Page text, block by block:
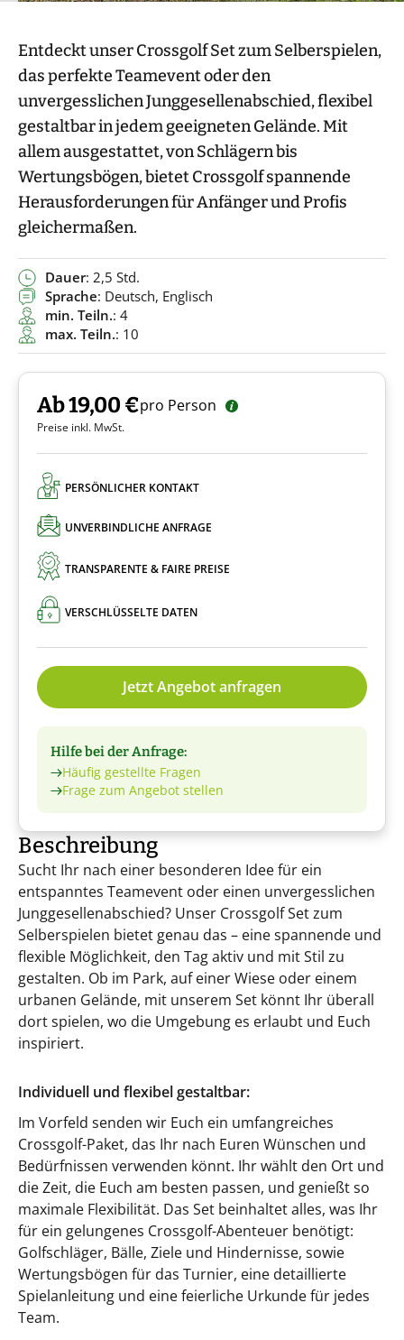
Entdeckt unser Crossgolf Set zum Selberspielen,
das perfekte Teamevent oder den
unvergesslichen Junggesellenabschied, flexibel
gestaltbar in jedem geeigneten Gelände. Mit
allem ausgestattet, von Schlägern bis
Wertungsbögen, bietet Crossgolf spannende
Herausforderungen für Anfänger und Profis
gleichermaßen.
Dauer: 2,5 Std.
Sprache: Deutsch, Englisch
min. Teiln.: 4
max. Teiln.: 10
Ab 19,00 €pro Person
Preise inkl. MwSt.
PERSÖNLICHER KONTAKT
UNVERBINDLICHE ANFRAGE
TRANSPARENTE & FAIRE PREISE
VERSCHLÜSSELTE DATEN
Jetzt Angebot anfragen
Hilfe bei der Anfrage:
Häufig gestellte Fragen
Frage zum Angebot stellen
Beschreibung
Sucht Ihr nach einer besonderen Idee für ein
entspanntes Teamevent oder einen unvergesslichen
Junggesellenabschied? Unser Crossgolf Set zum
Selberspielen bietet genau das – eine spannende und
flexible Möglichkeit, den Tag aktiv und mit Stil zu
gestalten. Ob im Park, auf einer Wiese oder einem
urbanen Gelände, mit unserem Set könnt Ihr überall
dort spielen, wo die Umgebung es erlaubt und Euch
inspiriert.
Individuell und flexibel gestaltbar:
Im Vorfeld senden wir Euch ein umfangreiches
Crossgolf-Paket, das Ihr nach Euren Wünschen und
Bedürfnissen verwenden könnt. Ihr wählt den Ort und
die Zeit, die Euch am besten passen, und genießt so
maximale Flexibilität. Das Set beinhaltet alles, was Ihr
für ein gelungenes Crossgolf-Abenteuer benötigt:
Golfschläger, Bälle, Ziele und Hindernisse, sowie
Wertungsbögen für das Turnier, eine detaillierte
Spielanleitung und eine feierliche Urkunde für jedes
Team.